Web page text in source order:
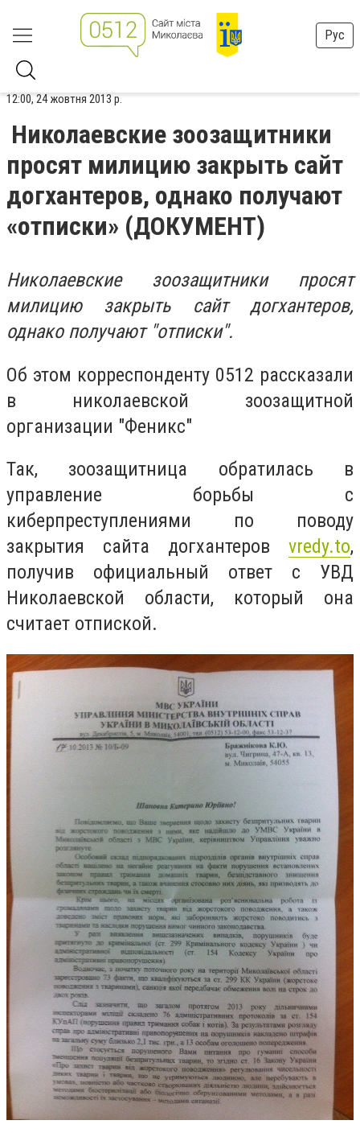
Рус
12:00, 24 жовтня 2013 р.
Николаевские зоозащитники
просят милицию закрыть сайт
догхантеров, однако получают
«отписки» (ДОКУМЕНТ)
Николаевские зоозащитники просят
милицию закрыть сайт догхантеров,
однако получают "отписки".
Об этом корреспонденту 0512 рассказали
в николаевской зоозащитной
организации "Феникс"
Так, зоозащитница обратилась в
управление борьбы с
киберпреступлениями по поводу
закрытия сайта догхантеров vredy.to,
получив официальный ответ с УВД
Николаевской области, который она
считает отпиской.